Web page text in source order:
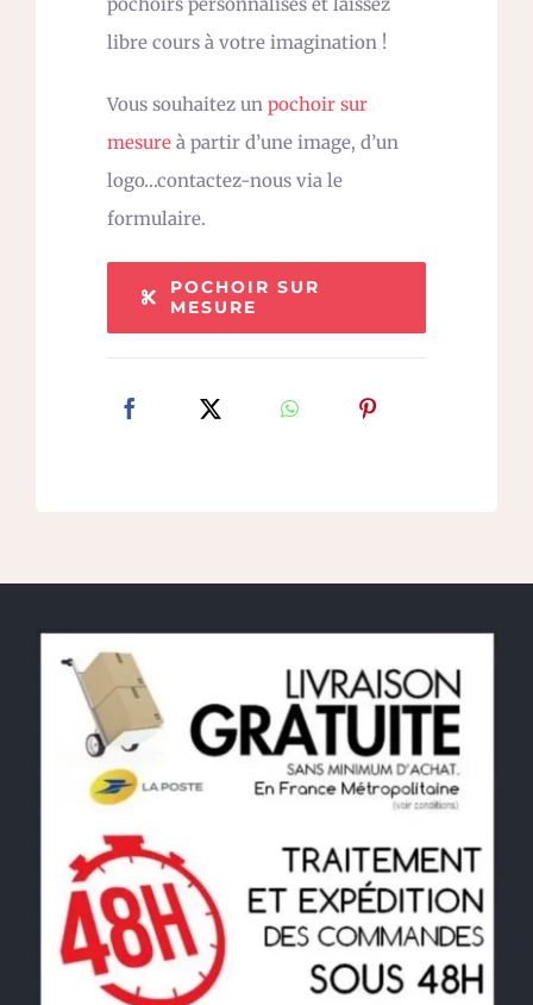
libre cours à votre imagination !
Vous souhaitez un pochoir sur
mesure à partir d’une image, d’un
logo…contactez-nous via le
formulaire.
POCHOIR SUR
MESURE